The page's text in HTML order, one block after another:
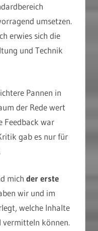
umsetzen.
erwies sich die
und Technik
Pannen in
der Rede wert
Feedback war
gab es nur für
mich der erste
wir und im
welche Inhalte
vermitteln können.